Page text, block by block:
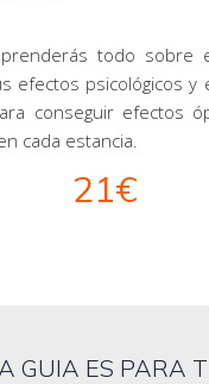
todo sobre
efectos psicológicos y
conseguir efectos
cada estancia.
21€
GUIA ES PARA